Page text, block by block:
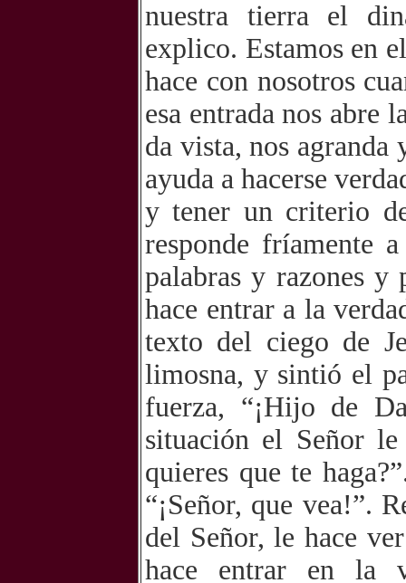
nuestra tierra el
explico. Estamos en
hace con nosotros
esa entrada nos abre
da vista, nos agranda
ayuda a hacerse
y tener un criterio
responde fríamente
palabras y razones y
hace entrar a la
texto del ciego de
limosna, y sintió el
fuerza, “¡Hijo de
situación el Señor
quieres que te
“¡Señor, que vea!”.
del Señor, le hace
hace entrar en la